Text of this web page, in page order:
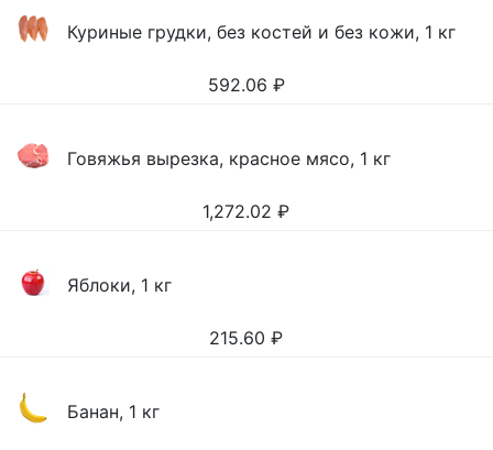
Куриные грудки, без костей и без кожи, 1 кг
592.06 ₽
Говяжья вырезка, красное мясо, 1 кг
1,272.02 ₽
Яблоки, 1 кг
215.60 ₽
Банан, 1 кг